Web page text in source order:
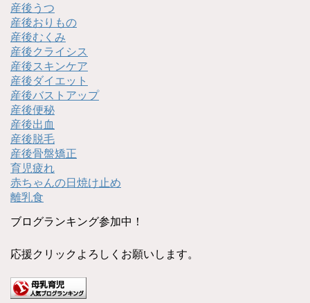
産後うつ
産後おりもの
産後むくみ
産後クライシス
産後スキンケア
産後ダイエット
産後バストアップ
産後便秘
産後出血
産後脱毛
産後骨盤矯正
育児疲れ
赤ちゃんの日焼け止め
離乳食
ブログランキング参加中！
応援クリックよろしくお願いします。